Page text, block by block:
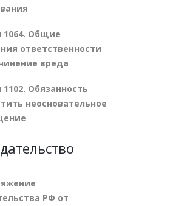
1064. Общие
ответственности
вреда
1102. Обязанность
неосновательное
РФ от